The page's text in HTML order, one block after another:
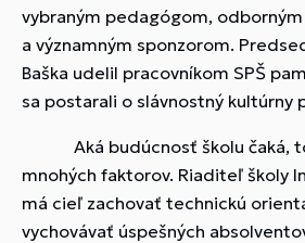
vybraným pedagógom,
a významným sponzorom.
Baška udelil pracovníkom SPŠ
sa postarali o slávnostný kultúrny
Aká budúcnosť školu čaká,
mnohých faktorov. Riaditeľ školy
má cieľ zachovať technickú
vychovávať úspešných